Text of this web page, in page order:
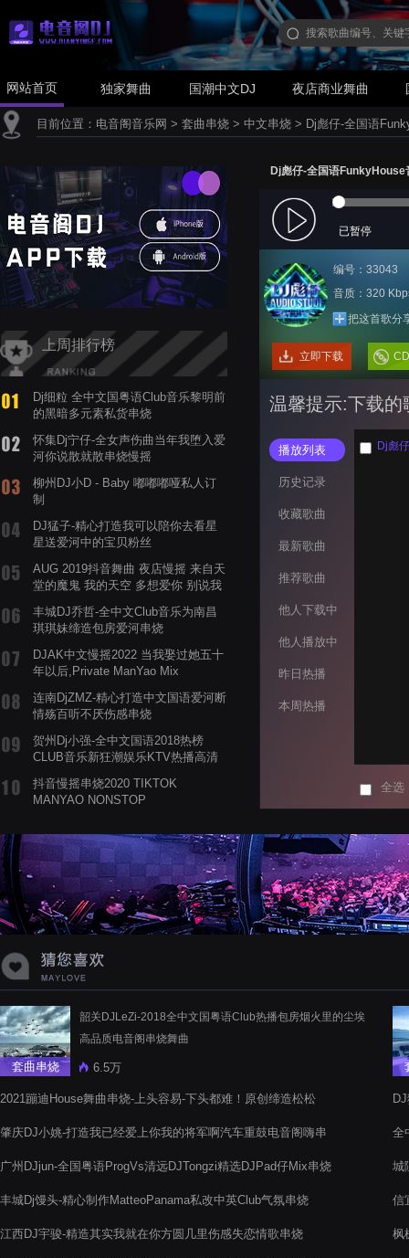
网站首页 独家舞曲 国潮中文DJ 夜店商业舞曲
目前位置： 电音阁音乐网 > 套曲串烧 > 中文串烧 > Dj彪仔-全国语
上周排行榜
Dj细粒 全中文国粤语Club音乐黎明前
的黑暗多元素私货串烧
怀集Dj宁仔-全女声伤曲当年我堕入爱
河你说散就散串烧慢摇
柳州DJ小D - Baby 嘟嘟嘟哑私人订
制
DJ猛子-精心打造我可以陪你去看星
星送爱河中的宝贝粉丝
AUG 2019抖音舞曲 夜店慢摇 来自天
堂的魔鬼 我的天空 多想爱你 别说我
丰城DJ乔哲-全中文Club音乐为南昌
琪琪妹缔造包房爱河串烧
DJAK中文慢摇2022 当我娶过她五十
年以后,Private ManYao Mix
连南DjZMZ-精心打造中文国语爱河断
情殇百听不厌伤感串烧
贺州Dj小强-全中文国语2018热榜
CLUB音乐新狂潮娱乐KTV热播高清
抖音慢摇串烧2020 TIKTOK
MANYAO NONSTOP
蝉爸爸妈妈爱存在夏天的风是想你的
声音啊
Dj彪仔-全国语
已暂停
编号：33043
音质：320
把这首歌分
立即下载
温馨提示:下载的
播放列表
历史记录
收藏歌曲
最新歌曲
推荐歌曲
他人下载中
他人播放中
昨日热播
本周热播
Dj彪
全选
套曲串烧
韶关DJLeZi-2018全中文国粤语Club热播包房烟火里的尘埃
高品质电音阁串烧舞曲
6.5万
2021蹦迪House舞曲串烧-上头容易-下头都难！原创缔造松松
肇庆DJ小姚-打造我已经爱上你我的将军啊汽车重鼓电音阁嗨串
广州DJjun-全国粤语ProgVs清远DJTongzi精选DJPad仔Mix串烧
丰城Dj馒头-精心制作MatteoPanama私改中英Club气氛串烧
江西DJ宇骏-精造其实我就在你方圆几里伤感失恋情歌串烧
全
城
信
枫